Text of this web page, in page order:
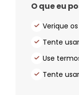
O que eu
Verique
Tente
Use
Tente